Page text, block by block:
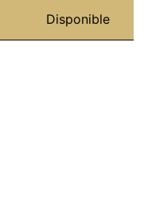
Disponible